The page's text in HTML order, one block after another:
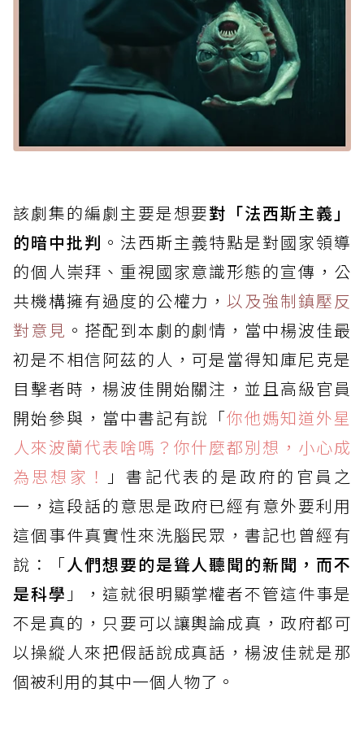
該劇集的編劇主要是想要對「法西斯主義」
的暗中批判 。法西斯主義特點是對國家領導
的個人崇拜、重視國家意識形態的宣傳，公
共機構擁有過度的公權力，以及強制鎮壓反
對意見 。搭配到本劇的劇情，當中楊波佳最
初是不相信阿茲的人，可是當得知庫尼克是
目擊者時，楊波佳開始關注，並且高級官員
開始參與，當中書記有說「你他媽知道外星
人來波蘭代表啥嗎？你什麼都別想，小心成
為思想家！
」書記代表的是政府的官員之
一，這段話的意思是政府已經有意外要利用
這個事件真實性來洗腦民眾，書記也曾經有
說：「人們想要的是聳人聽聞的新聞，而不
是科學 」，這就很明顯掌權者不管這件事是
不是真的，只要可以讓輿論成真，政府都可
以操縱人來把假話說成真話，楊波佳就是那
個被利用的其中一個人物了。